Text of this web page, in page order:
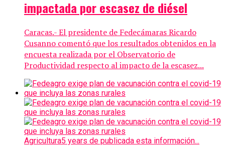
impactada por escasez de diésel
Caracas.- El presidente de Fedecámaras Ricardo
Cusanno comentó que los resultados obtenidos en la
encuesta realizada por el Observatorio de
Productividad respecto al impacto de la escasez...
Agricultura5 years de publicada esta información...